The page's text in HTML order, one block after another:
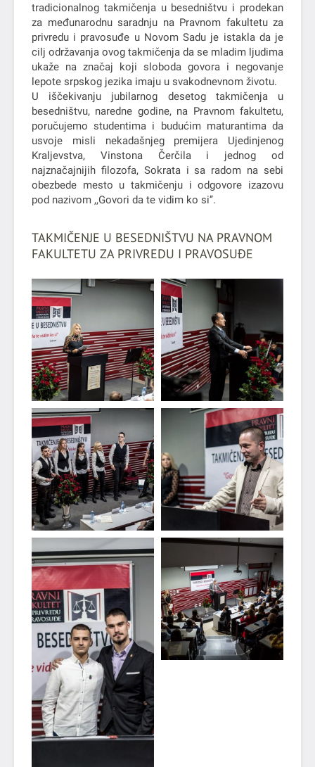
tradicionalnog takmičenja u besedništvu i prodekan
za međunarodnu saradnju na Pravnom fakultetu za
privredu i pravosuđe u Novom Sadu je istakla da je
cilj održavanja ovog takmičenja da se mladim ljudima
ukaže na značaj koji sloboda govora i negovanje
lepote srpskog jezika imaju u svakodnevnom životu.
U iščekivanju jubilarnog desetog takmičenja u
besedništvu, naredne godine, na Pravnom fakultetu,
poručujemo studentima i budućim maturantima da
usvoje misli nekadašnjeg premijera Ujedinjenog
Kraljevstva, Vinstona Čerčila i jednog od
najznačajnijih filozofa, Sokrata i sa radom na sebi
obezbede mesto u takmičenju i odgovore izazovu
pod nazivom ,,Govori da te vidim ko si’’.
TAKMIČENJE U BESEDNIŠTVU NA PRAVNOM
FAKULTETU ZA PRIVREDU I PRAVOSUĐE